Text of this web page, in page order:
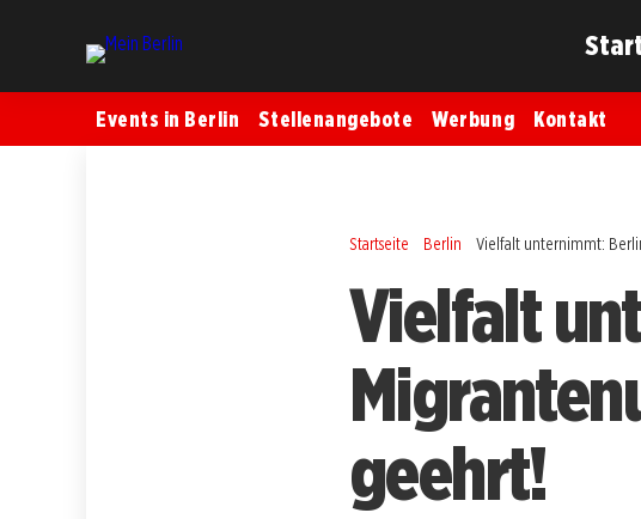
Events in Berlin Stellenangebote Werbung Kontakt
Startseite Berlin Vielfalt unternimmt:
Vielfalt
geehrt!